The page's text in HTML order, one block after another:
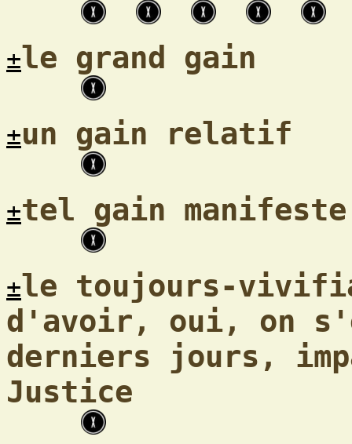
±le grand gain
±un gain relatif
±tel gain manifeste
±le toujours-
d'avoir, oui, on
derniers jours,
Justice